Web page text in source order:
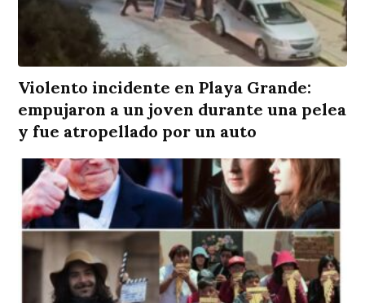
Violento incidente en Playa Grande:
empujaron a un joven durante una pelea
y fue atropellado por un auto